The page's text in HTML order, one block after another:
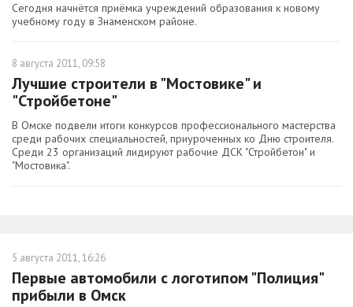
Сегодня начнётся приёмка учреждений образования к новому
учебному году в Знаменском районе.
8 августа 2011, 09:58
Лучшие строители в "Мостовике" и
"Стройбетоне"
В Омске подвели итоги конкурсов профессионального мастерства
среди рабочих специальностей, приуроченных ко Дню строителя.
Среди 23 организаций лидируют рабочие ДСК "Стройбетон" и
"Мостовика".
5 августа 2011, 16:26
Первые автомобили с логотипом "Полиция"
прибыли в Омск